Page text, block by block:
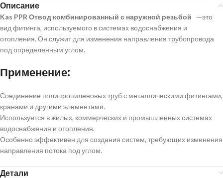
Описание
Kas PPR Отвод комбинированный с наружной резьбой —это
вид фитинга, используемого в системах водоснабжения и
отопления. Он служит для изменения направления трубопровода
под определенным углом.
Применение:
Соединение полипропиленовых труб с металлическими фитингами,
кранами и другими элементами.
Используется в жилых, коммерческих и промышленных системах
водоснабжения и отопления.
Особенно эффективен для создания систем, требующих изменения
направления потока под углом.
Детали